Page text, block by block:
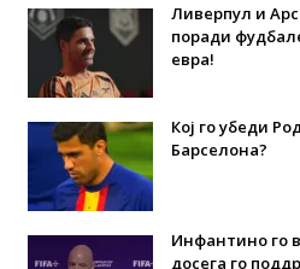
Ливерпул и
поради
евра!
Кој го убеди
Барселона?
Инфантино го
досега го